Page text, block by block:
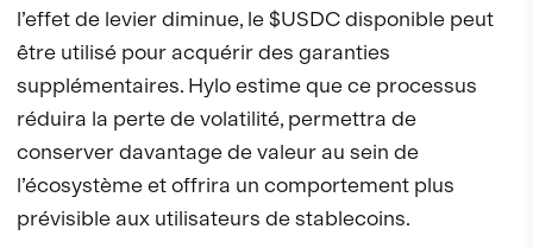
l’effet de levier diminue, le $USDC disponible peut
être utilisé pour acquérir des garanties
supplémentaires. Hylo estime que ce processus
réduira la perte de volatilité, permettra de
conserver davantage de valeur au sein de
l’écosystème et offrira un comportement plus
prévisible aux utilisateurs de stablecoins.